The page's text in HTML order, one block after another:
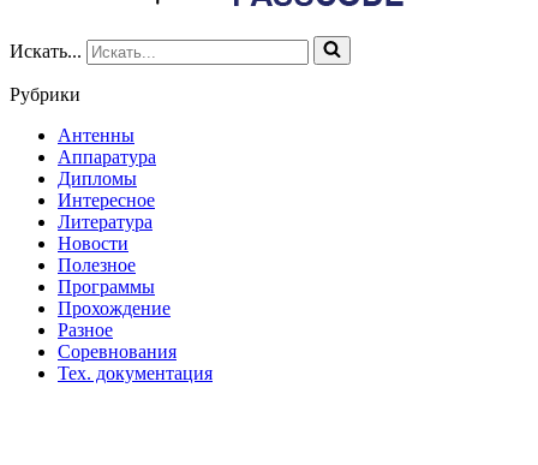
Искать...
Рубрики
Антенны
Аппаратура
Дипломы
Интересное
Литература
Новости
Полезное
Программы
Прохождение
Разное
Соревнования
Тех. документация